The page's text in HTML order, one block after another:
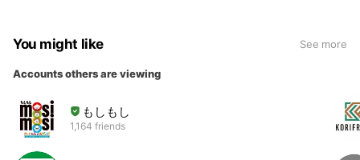
You might like See more
Accounts others are viewing
もしもし
1,164 friends